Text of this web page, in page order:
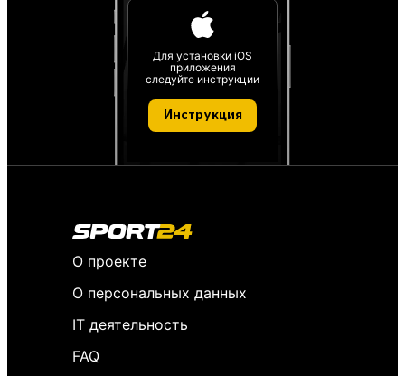
Для установки iOS
приложения
следуйте инструкции
Инструкция
О проекте
О персональных данных
IT деятельность
FAQ